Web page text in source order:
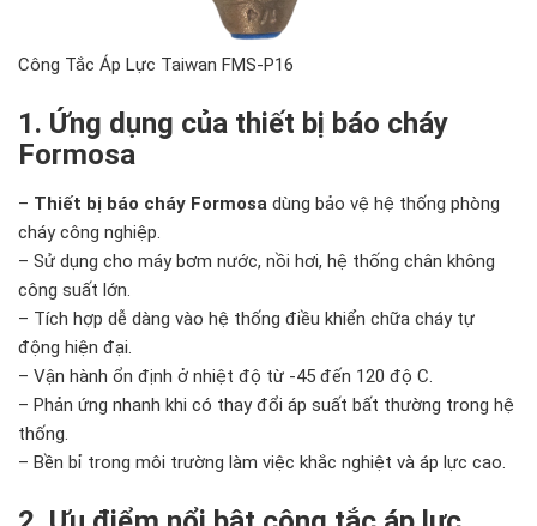
Công Tắc Áp Lực Taiwan FMS-P16
1. Ứng dụng của thiết bị báo cháy
Formosa
– Thiết bị báo cháy Formosa dùng bảo vệ hệ thống phòng
cháy công nghiệp.
– Sử dụng cho máy bơm nước, nồi hơi, hệ thống chân không
công suất lớn.
– Tích hợp dễ dàng vào hệ thống điều khiển chữa cháy tự
động hiện đại.
– Vận hành ổn định ở nhiệt độ từ -45 đến 120 độ C.
– Phản ứng nhanh khi có thay đổi áp suất bất thường trong hệ
thống.
– Bền bỉ trong môi trường làm việc khắc nghiệt và áp lực cao.